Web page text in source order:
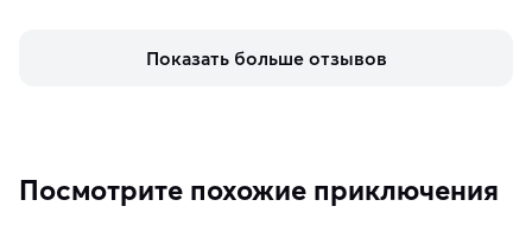
Показать больше отзывов
Посмотрите похожие приключения